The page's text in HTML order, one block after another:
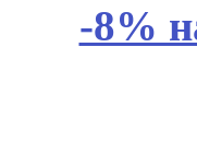
-8%